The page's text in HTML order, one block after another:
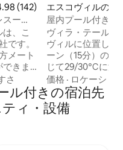
ュー142件、5つ星中4.98つ
(142)
スー
、こ
です。
メート
きま
設に
海辺に
とド
ノルマ
さ
エスコヴィルのヴ
屋内プール付きヴ
ール」
ヴィラ・テール・
ヴィルに位置し、
ーン（15分）の間
じて29/30℃に温
ートプールをご利
7〜8人用の家に
ール、シャワー、
ームがあります。
価格 · ロケーショ
ル付きの宿泊先
ィ・設備